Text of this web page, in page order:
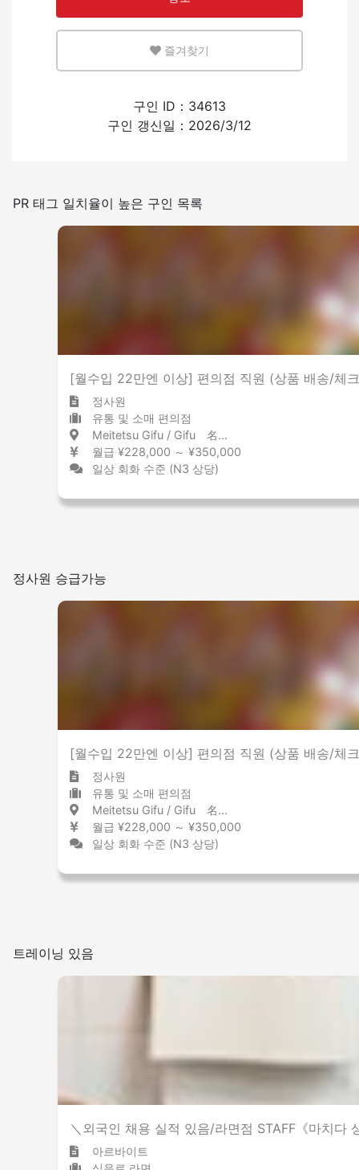
일본어를 쓰는 빈도
즐겨찾기
구인 ID：34613
구인 갱신일：2026/3/12
PR 태그 일치율이 높은 구인 목록
[월수입 22만엔 이상] 편의점 직원 (상품 배송/체
정사원
유통 및 소매 편의점
Meitetsu Gifu / Gifu 名鉄岐阜 / 岐阜県
월급 ¥228,000 ～ ¥350,000
일상 회화 수준 (N3 상당)
정사원 승급가능
[월수입 22만엔 이상] 편의점 직원 (상품 배송/체
정사원
유통 및 소매 편의점
Meitetsu Gifu / Gifu 名鉄岐阜 / 岐阜県
월급 ¥228,000 ～ ¥350,000
일상 회화 수준 (N3 상당)
트레이닝 있음
＼외국인 채용 실적 있음/라면점 STAFF《마치다
아르바이트